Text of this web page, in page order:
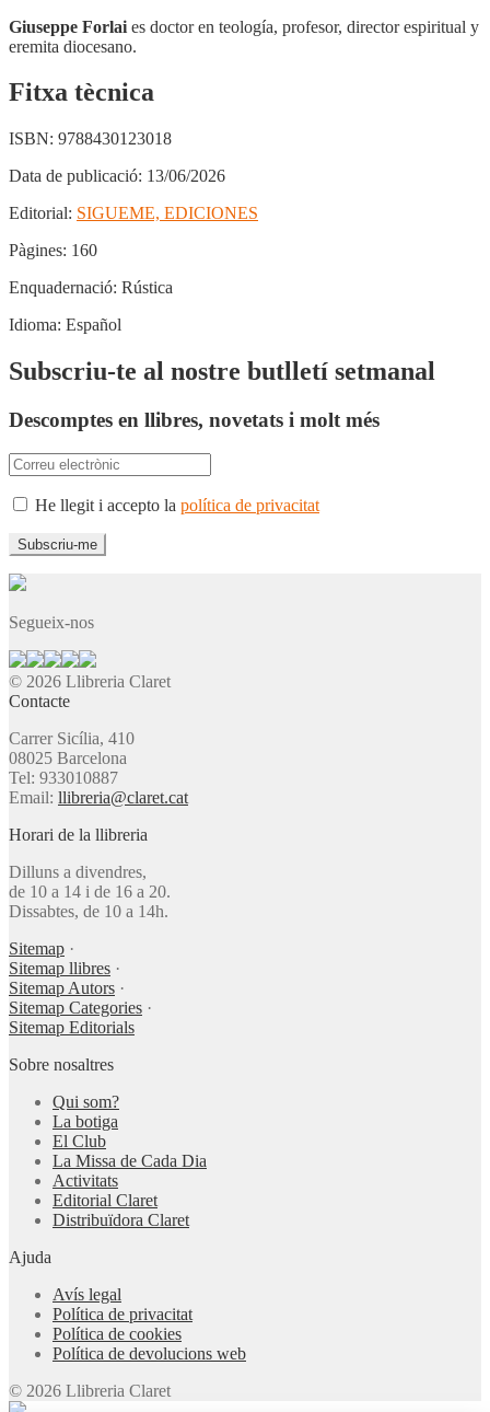
Giuseppe Forlai es doctor en teología, profesor, director espiritual y
eremita diocesano.
Fitxa tècnica
ISBN: 9788430123018
Data de publicació: 13/06/2026
Editorial: SIGUEME, EDICIONES
Pàgines: 160
Enquadernació: Rústica
Idioma: Español
Subscriu-te al nostre butlletí setmanal
Descomptes en llibres, novetats i molt més
He llegit i accepto la política de privacitat
Segueix-nos
© 2026 Llibreria Claret
Contacte
Carrer Sicília, 410
08025 Barcelona
Tel: 933010887
Email: llibreria@claret.cat
Horari de la llibreria
Dilluns a divendres,
de 10 a 14 i de 16 a 20.
Dissabtes, de 10 a 14h.
Sitemap ·
Sitemap llibres ·
Sitemap Autors ·
Sitemap Categories ·
Sitemap Editorials
Sobre nosaltres
Qui som?
La botiga
El Club
La Missa de Cada Dia
Activitats
Editorial Claret
Distribuïdora Claret
Ajuda
Avís legal
Política de privacitat
Política de cookies
Política de devolucions web
© 2026 Llibreria Claret